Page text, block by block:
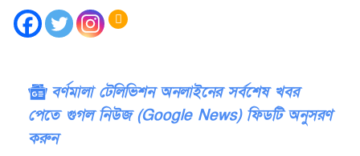
বর্ণমালা টেলিভিশন অনলাইনের সর্বশেষ খবর
পেতে গুগল নিউজ (Google News) ফিডটি অনুসরণ
করুন